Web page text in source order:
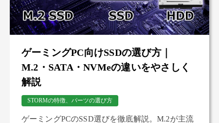
ゲーミングPC向けSSDの選び方｜
M.2・SATA・NVMeの違いをやさしく
解説
STORMの特徴、パーツの選び方
ゲーミングPCのSSD選びを徹底解説。M.2が主流